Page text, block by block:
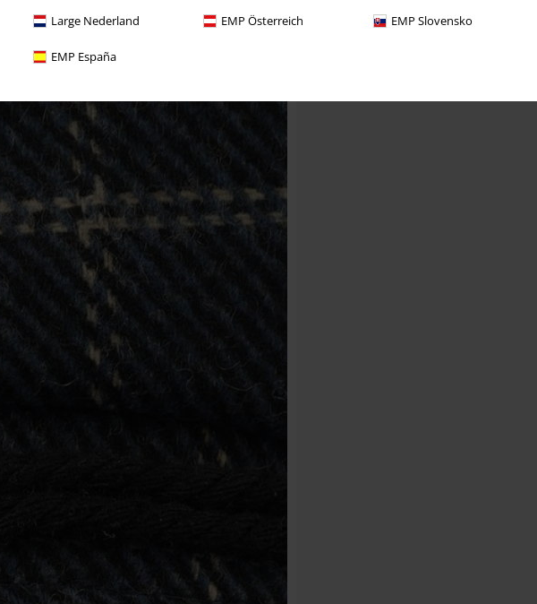
Large Nederland EMP Österreich EMP Slovensko
EMP España